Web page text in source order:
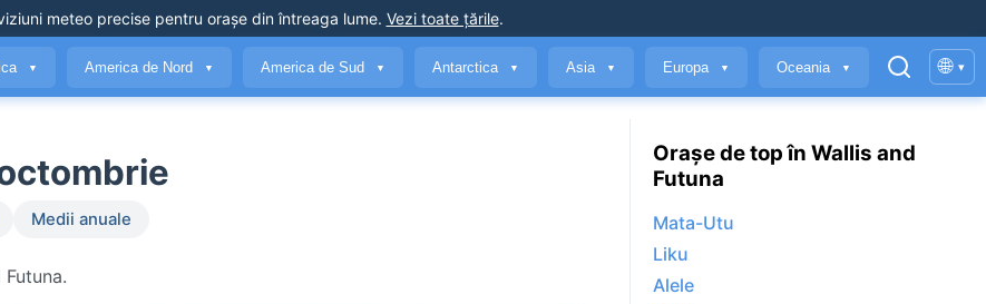
meteo precisepentru orașe din întreaga lume. Vezi toate țările.
▼ America de Nord ▼ America de Sud ▼ Antarctica ▼ Asia ▼ Europa ▼ Oceania ▼ 🌐 ▾
Medii anuale
Orașe de top în Wallis and
Futuna
Mata-Utu
Liku
Alele